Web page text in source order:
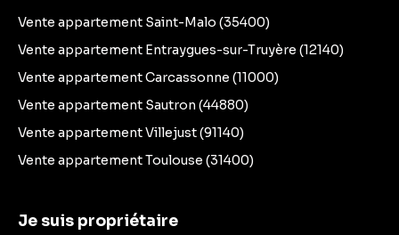
Vente appartement Saint-Malo (35400)
Vente appartement Entraygues-sur-Truyère (12140)
Vente appartement Carcassonne (11000)
Vente appartement Sautron (44880)
Vente appartement Villejust (91140)
Vente appartement Toulouse (31400)
Je suis propriétaire